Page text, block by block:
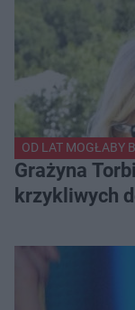
OD LAT MOGŁABY
Grażyna
krzykliwych